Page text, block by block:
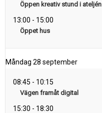
Öppen kreativ stund i ateljén
13:00 - 15:00
Öppet hus
Måndag 28 september
08:45 - 10:15
Vägen framåt digital
15:30 - 18:30